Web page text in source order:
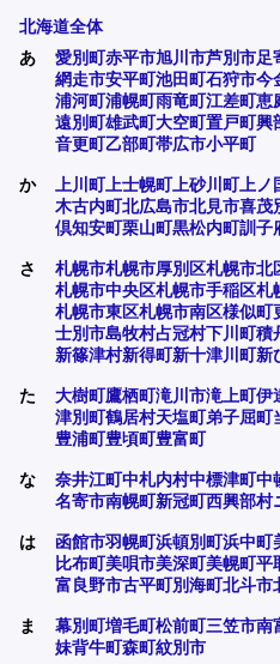
北海道全体
あ
愛別町赤平市旭川市芦別市足
網走市安平町池田町石狩市今
浦河町浦幌町雨竜町江差町恵
遠別町雄武町大空町置戸町興
音更町乙部町帯広市小平町
か 上川町上士幌町上砂川町上ノ
木古内町北広島市北見市喜茂
倶知安町栗山町黒松内町訓子
さ 札幌市札幌市厚別区札幌市北
札幌市中央区札幌市手稲区札
札幌市東区札幌市南区様似町
士別市島牧村占冠村下川町積
新篠津村新得町新十津川町新
た 大樹町鷹栖町滝川市滝上町伊
津別町鶴居村天塩町弟子屈町
豊浦町豊頃町豊富町
な 奈井江町中札内村中標津町中
名寄市南幌町新冠町西興部村
は 函館市羽幌町浜頓別町浜中町
比布町美唄市美深町美幌町平
富良野市古平町別海町北斗市
ま 幕別町増毛町松前町三笠市南
妹背牛町森町紋別市